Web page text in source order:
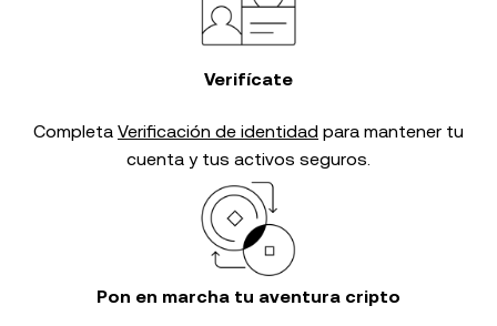
Verifícate
Completa Verificación de identidad para mantener tu
cuenta y tus activos seguros.
Pon en marcha tu aventura cripto